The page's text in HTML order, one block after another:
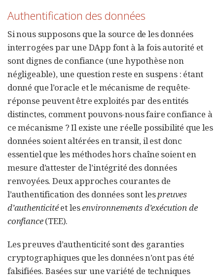
Authentification des données
Si nous supposons que la source de les données
interrogées par une DApp font à la fois autorité et
sont dignes de confiance (une hypothèse non
négligeable), une question reste en suspens : étant
donné que l’oracle et le mécanisme de requête-
réponse peuvent être exploités par des entités
distinctes, comment pouvons-nous faire confiance à
ce mécanisme ? Il existe une réelle possibilité que les
données soient altérées en transit, il est donc
essentiel que les méthodes hors chaîne soient en
mesure d’attester de l’intégrité des données
renvoyées. Deux approches courantes de
l’authentification des données sont lespreuves
d’authenticitéet lesenvironnements d’exécution de
confiance(TEE).
Les preuves d’authenticité sont des garanties
cryptographiques que les données n’ont pas été
falsifiées. Basées sur une variété de techniques